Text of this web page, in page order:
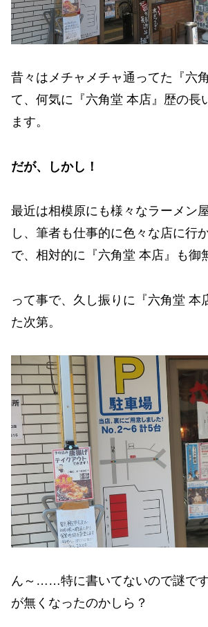
昔々はメチャメチャ通ってた『六
て、何気に『六角堂 本店』歴の長
ます。
だが、しかし！
最近は相模原にも様々なラーメン
し、筆者も仕事的に色々な店に行
で、相対的に『六角堂 本店』も御
って事で、久し振りに『六角堂 本
た次第。
ん～……特に書いてないので謎で
が無くなったのかしら？